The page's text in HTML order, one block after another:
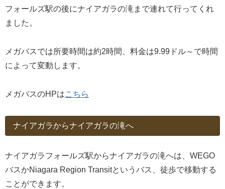
フォールズ駅の後にナイアガラの滝まで連れて行ってくれ
ました。
メガバスでは所要時間は約2時間、料金は9.99ドル～で時間
によって変動します。
メガバスのHPはこちら
ナイアガラからナイアガラの滝へ
ナイアガラフォールズ駅からナイアガラの滝へは、WEGO
バスかNiagara Region Transitというバス、徒歩で移動する
ことができます。